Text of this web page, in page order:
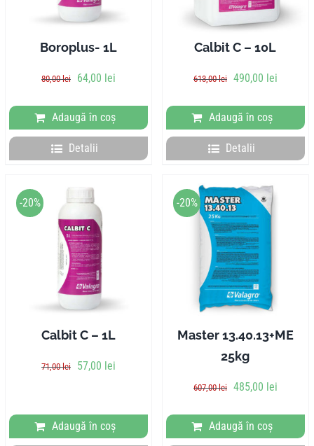
Boroplus- 1L
80,00lei
Prețul
a
fost:
80,00 lei.
64,00 leiPrețul
este:
64,00 lei.
Adaugă în coș
Detalii
Calbit C – 10L
613,00lei
Prețul
a
fost:
613,00 lei.
490,00 leiPrețul
490,00
Adaugă în coș
Detalii
-20%
Calbit C – 1L
71,00lei
Prețul
fost:
71,00 lei.
57,00 leiPrețul
57,00 lei.
Adaugă în coș
-20%
Master 13.40.13+ME
25kg
607,00lei
Prețul
a
fost:
485,00 leiPrețul
485,00
Adaugă în coș